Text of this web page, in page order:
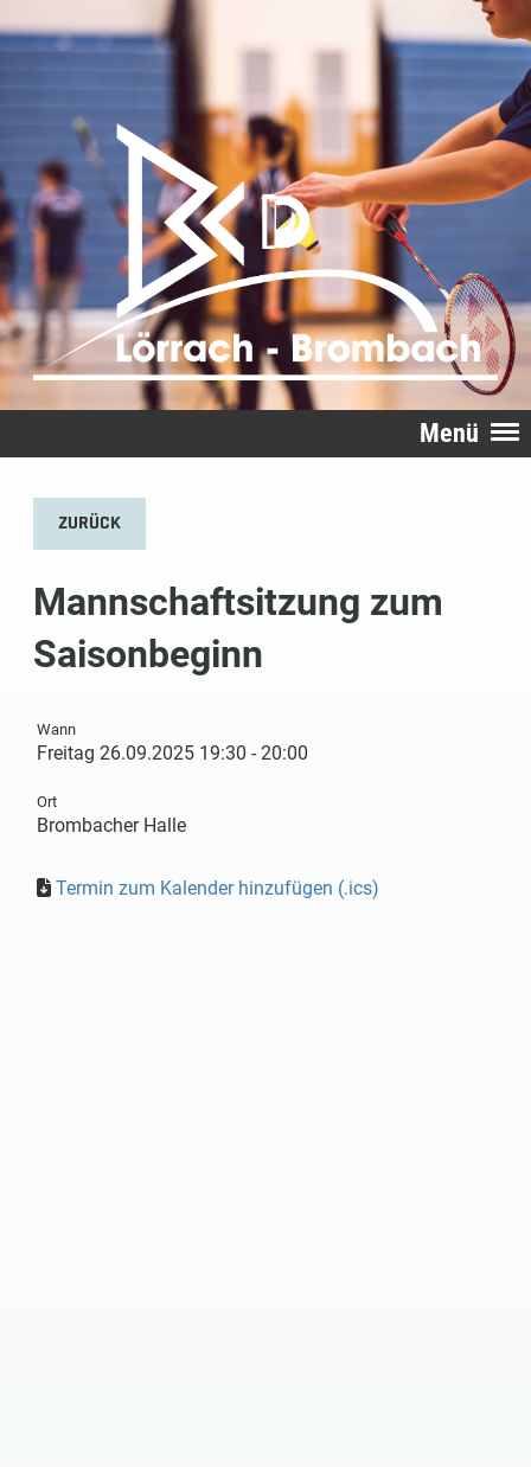
Menü
ZURÜCK
Mannschaftsitzung zum
Saisonbeginn
Wann
Freitag 26.09.2025 19:30 - 20:00
Ort
Brombacher Halle
Termin zum Kalender hinzufügen (.ics)